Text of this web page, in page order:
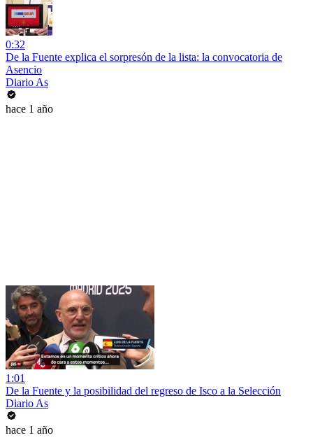
0:32
De la Fuente explica el sorpresón de la lista: la convocatoria de
Asencio
Diario As
hace 1 año
1:01
De la Fuente y la posibilidad del regreso de Isco a la Selección
Diario As
hace 1 año